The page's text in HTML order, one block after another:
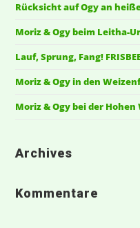
Rücksicht auf Ogy an
Moriz & Ogy beim Leitha-
Lauf, Sprung, Fang!
Moriz & Ogy in den
Moriz & Ogy bei der Hohen
Archives
Kommentare